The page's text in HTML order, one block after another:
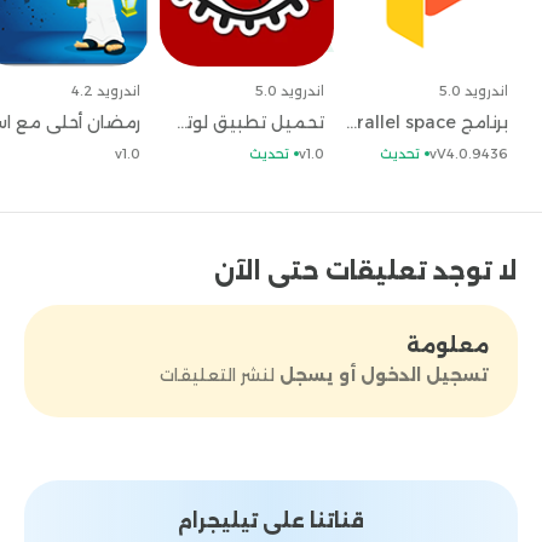
من المزايا الرائعة المتواجدة في ملف تنزيل
برنامج dual space هي إضافة العديد من التحديثات كل
فترة للتطبيق. وذلك سيجعل استخدام التطبيق بالنسبة
للمستخدمين امر مميز جداً.
تطبيق dual space apk
يمتلك واجهة رئيسية بها جميع القوائم التي تبحث عنها.
وتلك القوائم تجعل استخدام التطبيق أسهل مما
space
هل تحميل
لأن يمكنك تنزيل تطبيق الفضاء المزدوج بدون أي رسوم
إطلاقاً.هل تنزيل مستنسخ التطبيقات dual space apk
يمكن أن يضر هاتفك بأي فيروسات؟
من أي أضرار تماماً.
برنامج parallel space وتحديث تحميل parallel space مجاناً
اندرويد 5.0
vV4.0.9436 تحديث
تحميل تطبيق لوتس كاتر lotes kater apk 2023 اخر اصدار مجاناً
اندرويد 5.0
v1.0 تحديث
اندرويد 4.2
v1.0
لا توجد تعليقات حتى الآن
معلومة
تسجيل الدخول أو يسجل لنشر التعليقات
قناتنا على تيليجرام